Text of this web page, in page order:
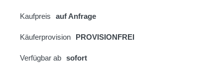
Kaufpreis auf Anfrage
Käuferprovision PROVISIONFREI
Verfügbar ab sofort